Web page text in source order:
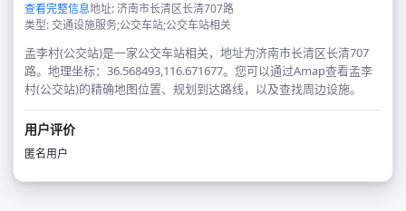
查看完整信息地址: 济南市长清区长清707路
类型: 交通设施服务;公交车站;公交车站相关
孟李村(公交站)是一家公交车站相关，地址为济南市长清区长清707
路。地理坐标：36.568493,116.671677。您可以通过Amap查看孟李
村(公交站)的精确地图位置、规划到达路线，以及查找周边设施。
用户评价
匿名用户